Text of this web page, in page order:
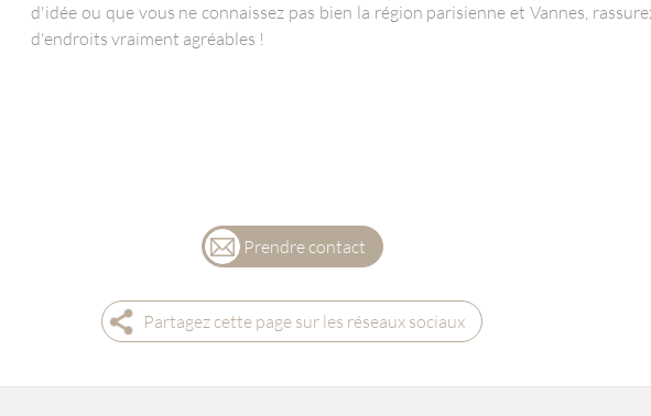
d'idée ou que vous ne connaissez pas bien la région parisienne et Vannes,
d'endroits vraiment agréables !
Prendre contact
Partagez cette page sur les réseaux sociaux